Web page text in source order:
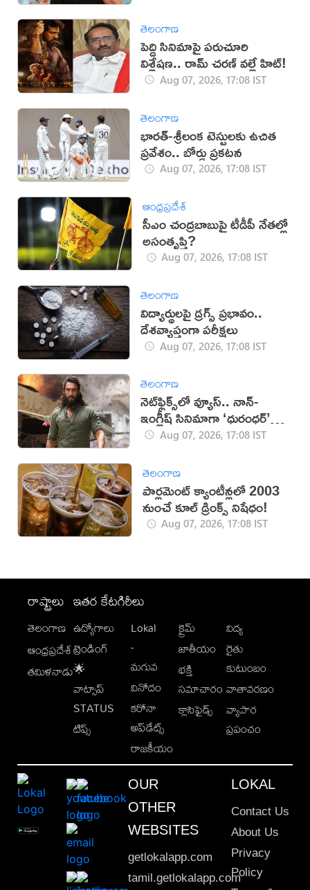
తెలంగాణ
పెద్ది సినిమాపై పరుచూరి
విశ్లేషణ.. రామ్ చరణ్ వల్లే హిట్!
Aug 07, 2026, 17:08 IST
తెలంగాణ
భారత్-శ్రీలంక టెస్టులకు ఉచిత
ప్రవేశం.. బోర్డు ప్రకటన
Aug 07, 2026, 17:08 IST
ఆంధ్రప్రదేశ్
సీఎం చంద్రబాబుపై టీడీపీ నేతల్లో
అసంతృప్తి?
Aug 07, 2026, 17:08 IST
తెలంగాణ
విద్యార్థులపై డ్రగ్స్ ప్రభావం..
దేశవ్యాప్తంగా పరీక్షలు
Aug 07, 2026, 17:08 IST
తెలంగాణ
నెట్‌ఫ్లిక్స్‌లో వ్యూస్.. నాన్-
ఇంగ్లీష్ సినిమాగా ‘ధురంధర్’
రికార్డుAug 07, 2026, 17:08 IST
తెలంగాణ
పార్లమెంట్ క్యాంటీన్లలో 2003
నుంచే కూల్ డ్రింక్స్ నిషేధం!
Aug 07, 2026, 17:08 IST
రాష్ట్రాలు
తెలంగాణ
ఆంధ్రప్రదేశ్
తమిళనాడు
ఇతర కేటగిరీలు
ఉద్యోగాలు
ట్రెండింగ్
🌟
వాట్సాప్
STATUS
టిప్స్
Lokal
-
మగువ
వినోదం
కరోనా
అప్‌డేట్స్
రాజకీయం
క్రైమ్
జాతీయం
భక్తి
సమాచారం
క్లాసిఫైడ్స్
విద్య
రైతు
కుటుంబం
వాతావరణం
వ్యాపార
ప్రపంచం
OUR
OTHER
WEBSITES
getlokalapp.com
tamil.getlokalapp.com
LOKAL
Contact Us
About Us
Privacy
Policy